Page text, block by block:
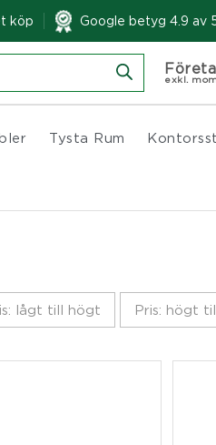
köp Google betyg 4.9 av
exkl.
Tysta Rum
lågt till högt Pris: högt